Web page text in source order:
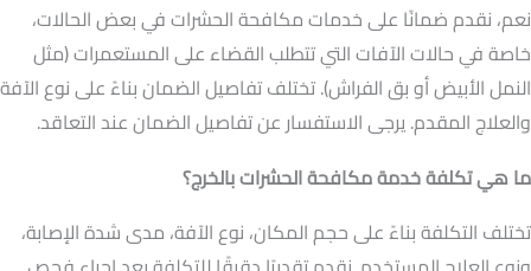
نعم، نقدم ضمانًا على خدمات مكافحة الحشرات في بعض الحالات،
خاصة في حالات الآفات التي تتطلب القضاء على المستعمرات (مثل
النمل الأبيض أو بق الفراش). تختلف تفاصيل الضمان بناءً على نوع الآفة
والعلاج المقدم. يرجى الاستفسار عن تفاصيل الضمان عند التعاقد.
ما هي تكلفة خدمة مكافحة الحشرات بالخرج؟
تختلف التكلفة بناءً على حجم المكان، نوع الآفة، مدى شدة الإصابة،